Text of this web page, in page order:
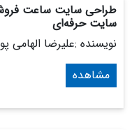
طراحی سایت ساعت
سایت حرفه‌ای
نویسنده :علیرضا الهامی
مشاهده